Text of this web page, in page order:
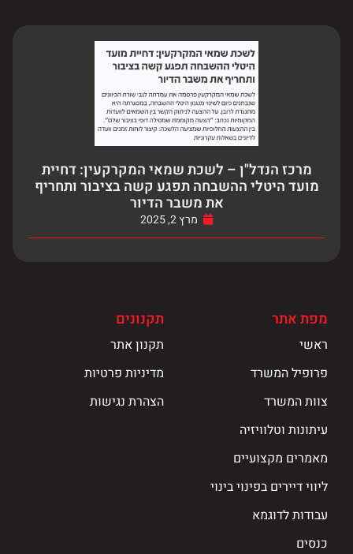
מרכז הנדל"ן – לשכת שמאי המקרקעין: דחיית
מועד היטלי ההשבחה תפגע קשה בציבור ותחריף
את משבר הדיור
מרץ 2, 2025
מפת אתר
ראשי
פרופיל המשרד
צוות המשרד
עיתונות וטלוויזיה
מאמרים מקצועיים
ליווי דיירים בפינוי בינוי
עבודות לדוגמא
כנסים
תקנונים
תקנון אתר
מדיניות פרטיות
הצהרת נגישות